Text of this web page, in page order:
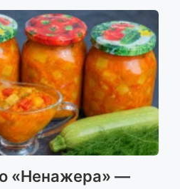
«Ненажера» —